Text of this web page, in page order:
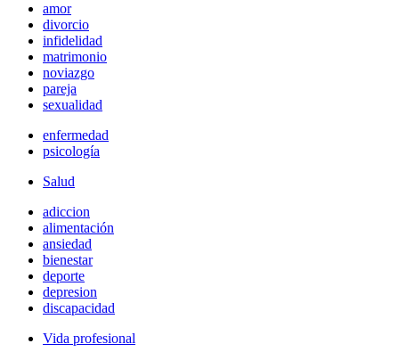
amor
divorcio
infidelidad
matrimonio
noviazgo
pareja
sexualidad
enfermedad
psicología
Salud
adiccion
alimentación
ansiedad
bienestar
deporte
depresion
discapacidad
Vida profesional